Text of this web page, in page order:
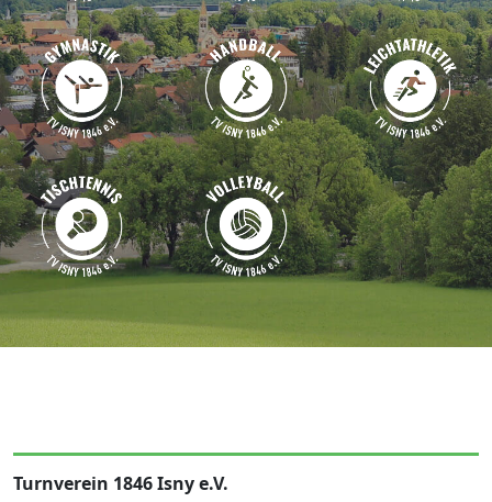
Turnverein 1846 Isny e.V.